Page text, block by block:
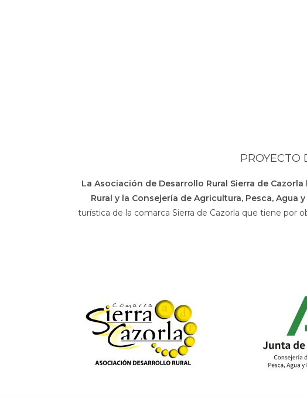
PROYECTO
La Asociación de Desarrollo Rural Sierra de Cazorla
Rural y la Consejería de Agricultura, Pesca, Agua
turística de la comarca Sierra de Cazorla que tiene por